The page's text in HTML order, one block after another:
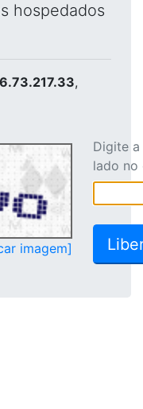
hospedados
,
imagem]
Digite
lado no